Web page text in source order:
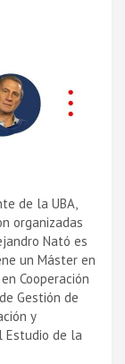
de la UBA,
organizadas
Nató es
un Máster en
Cooperación
Gestión de
y
Estudio de la